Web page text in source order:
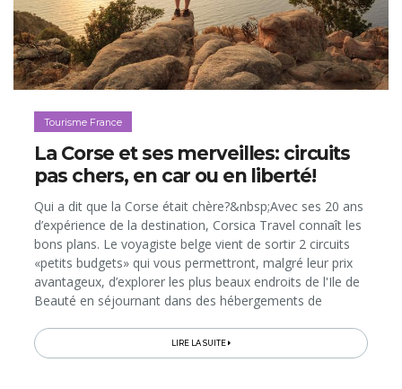
Tourisme France
La Corse et ses merveilles: circuits
pas chers, en car ou en liberté!
Qui a dit que la Corse était chère?&nbsp;Avec ses 20 ans
d’expérience de la destination, Corsica Travel connaît les
bons plans. Le voyagiste belge vient de sortir 2 circuits
«petits budgets» qui vous permettront, malgré leur prix
avantageux, d’explorer les plus beaux endroits de l'Ile de
Beauté en séjournant dans des hébergements de
circuit, en car, prend tout en charge. Le second, en
voiture de location, inclut les vols et les hébergements. Il
LIRE LA SUITE